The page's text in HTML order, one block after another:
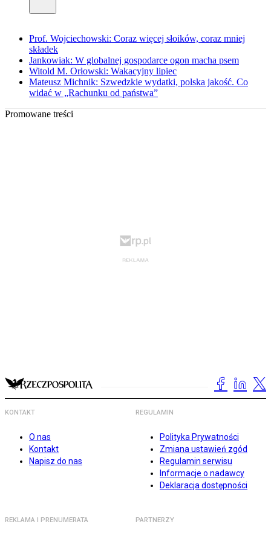
Prof. Wojciechowski: Coraz więcej słoików, coraz mniej
składek
Jankowiak: W globalnej gospodarce ogon macha psem
Witold M. Orłowski: Wakacyjny lipiec
Mateusz Michnik: Szwedzkie wydatki, polska jakość. Co
widać w „Rachunku od państwa”
Promowane treści
KONTAKT
O nas
Kontakt
Napisz do nas
REGULAMIN
Polityka Prywatności
Zmiana ustawień zgód
Regulamin serwisu
Informacje o nadawcy
Deklaracja dostępności
REKLAMA I PRENUMERATA PARTNERZY